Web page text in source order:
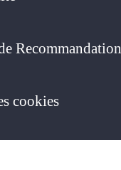
Recommandation
cookies